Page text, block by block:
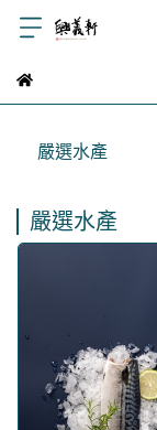
嚴選水產
嚴選水產